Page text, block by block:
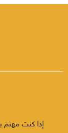
إذا كنت مهتم